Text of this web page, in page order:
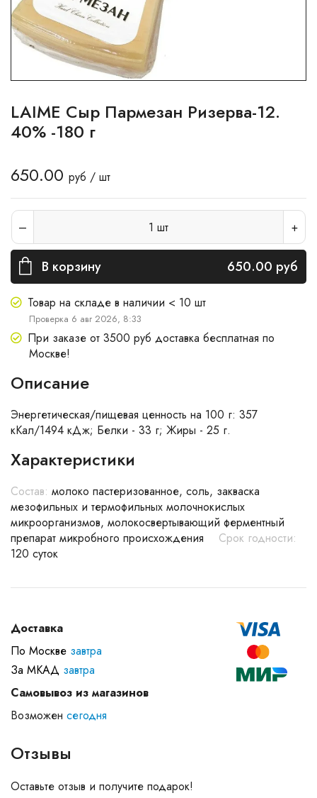
LAIME Сыр Пармезан Ризерва-12.
40% -180 г
650.00 руб / шт
1 шт
В корзину 650.00 руб
Товар на складе в наличии < 10 шт
Проверка 6 авг 2026, 8:33
При заказе от 3500 руб доставка бесплатная по
Москве!
Описание
Энергетическая/пищевая ценность на 100 г: 357
кКал/1494 кДж; Белки - 33 г; Жиры - 25 г.
Характеристики
Состав: молоко пастеризованное, соль, закваска
мезофильных и термофильных молочнокислых
микроорганизмов, молокосвертывающий ферментный
препарат микробного происхождения
Срок годности:
120 суток
Доставка
По Москве завтра
За МКАД завтра
Самовывоз из магазинов
Возможен сегодня
Отзывы
Оставьте отзыв и получите подарок!